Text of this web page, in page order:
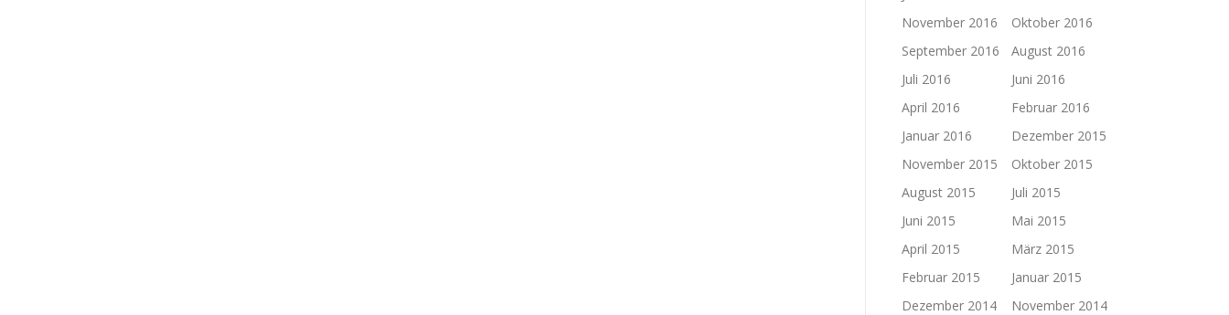
November 2016
Oktober 2016
September 2016
August 2016
Juli 2016
Juni 2016
April 2016
Februar 2016
Januar 2016
Dezember 2015
November 2015
Oktober 2015
August 2015
Juli 2015
Juni 2015
Mai 2015
April 2015
März 2015
Februar 2015
Januar 2015
Dezember 2014
November 2014